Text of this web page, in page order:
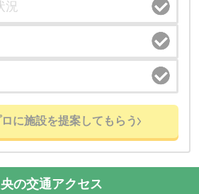
に施設を提案してもらう
の交通アクセス